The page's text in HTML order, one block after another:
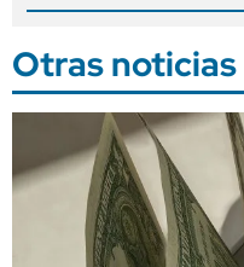
Otras noticias